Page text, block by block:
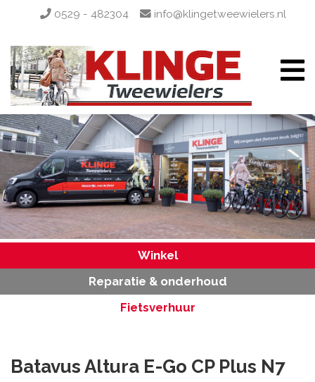
0529 - 482304 info@klingetweewielers.nl
Winkel
Reparatie & onderhoud
Fietsverhuur
Batavus Altura E-Go CP Plus N7